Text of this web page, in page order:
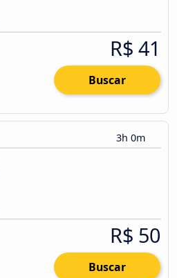
R$ 41
Buscar
3h 0m
R$ 50
Buscar